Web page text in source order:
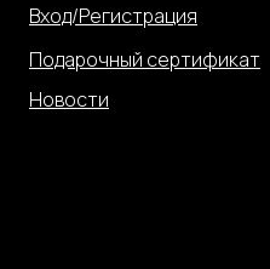
Вход/Регистрация
Подарочный сертификат
Новости